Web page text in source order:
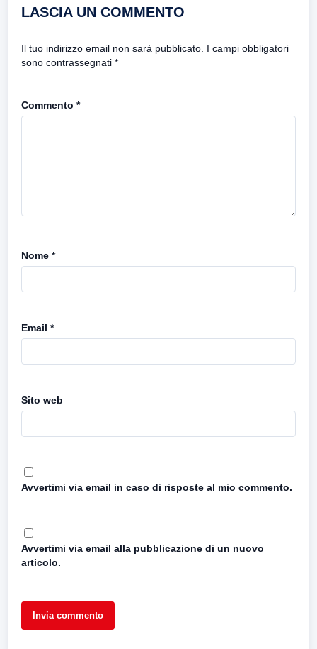
LASCIA UN COMMENTO
Il tuo indirizzo email non sarà pubblicato. I campi obbligatori
sono contrassegnati *
Commento *
Nome *
Email *
Sito web
Avvertimi via email in caso di risposte al mio commento.
Avvertimi via email alla pubblicazione di un nuovo
articolo.